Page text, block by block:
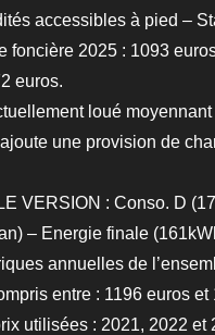
accessibles à pied –
foncière 2025 : 1093
euros.
loué
une provision de
VERSION : Conso. D
– Energie finale
annuelles de
entre : 1196 euros
utilisées : 2021, 2022 et